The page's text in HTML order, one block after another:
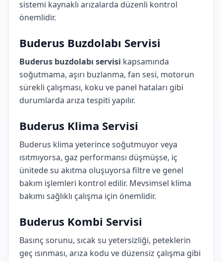
sistemi kaynaklı arızalarda düzenli kontrol
önemlidir.
Buderus Buzdolabı Servisi
Buderus buzdolabı servisi kapsamında
soğutmama, aşırı buzlanma, fan sesi, motorun
sürekli çalışması, koku ve panel hataları gibi
durumlarda arıza tespiti yapılır.
Buderus Klima Servisi
Buderus klima yeterince soğutmuyor veya
ısıtmıyorsa, gaz performansı düşmüşse, iç
ünitede su akıtma oluşuyorsa filtre ve genel
bakım işlemleri kontrol edilir. Mevsimsel klima
bakımı sağlıklı çalışma için önemlidir.
Buderus Kombi Servisi
Basınç sorunu, sıcak su yetersizliği, peteklerin
geç ısınması, arıza kodu ve düzensiz çalışma gibi